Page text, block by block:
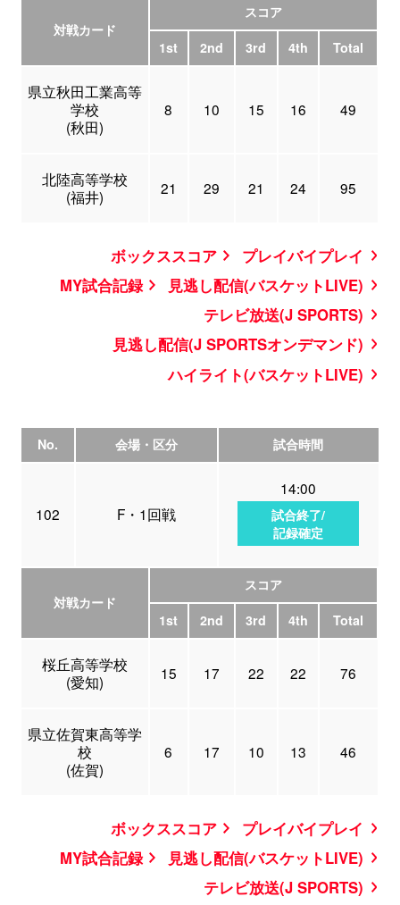
対戦カード
スコア
1st
2nd 3rd 4th Total
県立秋田工業高等
学校
(秋田)
8 10 15 16 49
北陸高等学校
(福井)
21 29 21 24 95
ボックススコア
プレイバイプレイ
MY試合記録
見逃し配信(バスケットLIVE)
テレビ放送(J SPORTS)
見逃し配信(J SPORTSオンデマンド)
ハイライト(バスケットLIVE)
No. 会場・区分 試合時間
102 F・1回戦
14:00
試合終了/
記録確定
対戦カード
スコア
1st
2nd 3rd 4th Total
桜丘高等学校
(愛知)
15 17 22 22 76
県立佐賀東高等学
校
(佐賀)
6 17 10 13 46
ボックススコア
プレイバイプレイ
MY試合記録
見逃し配信(バスケットLIVE)
テレビ放送(J SPORTS)